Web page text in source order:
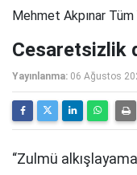
Mehmet Akpınar Tüm
Cesaretsizlik
Yayınlanma: 06 Ağustos
“Zulmü